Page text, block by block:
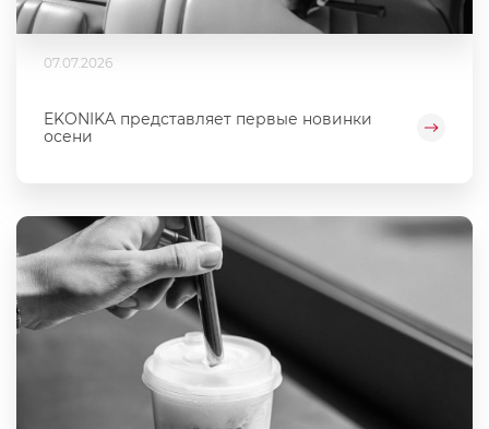
07.07.2026
EKONIKA представляет первые новинки
осени